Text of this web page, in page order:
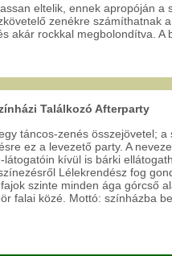
eltelik, ennek apropóján a
zenékre számíthatnak
akár rockkal megbolondítva. A
Találkozó Afterparty
táncos-zenés összejövetel;
ez a levezető party. A
kívül is bárki
Lélekrendész fog
szinte minden ága górcső
falai közé. Mottó: színházba